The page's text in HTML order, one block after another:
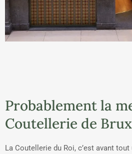
Probablement la
Coutellerie de
La Coutellerie du Roi, c’est avant